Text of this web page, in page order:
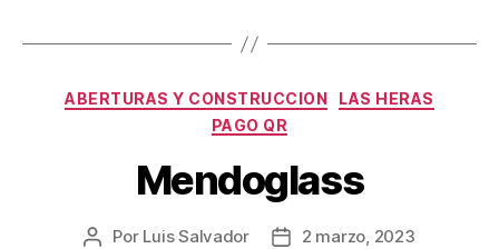
ABERTURAS Y CONSTRUCCION
LAS HERAS
PAGO QR
Mendoglass
Por Luis Salvador 2 marzo, 2023